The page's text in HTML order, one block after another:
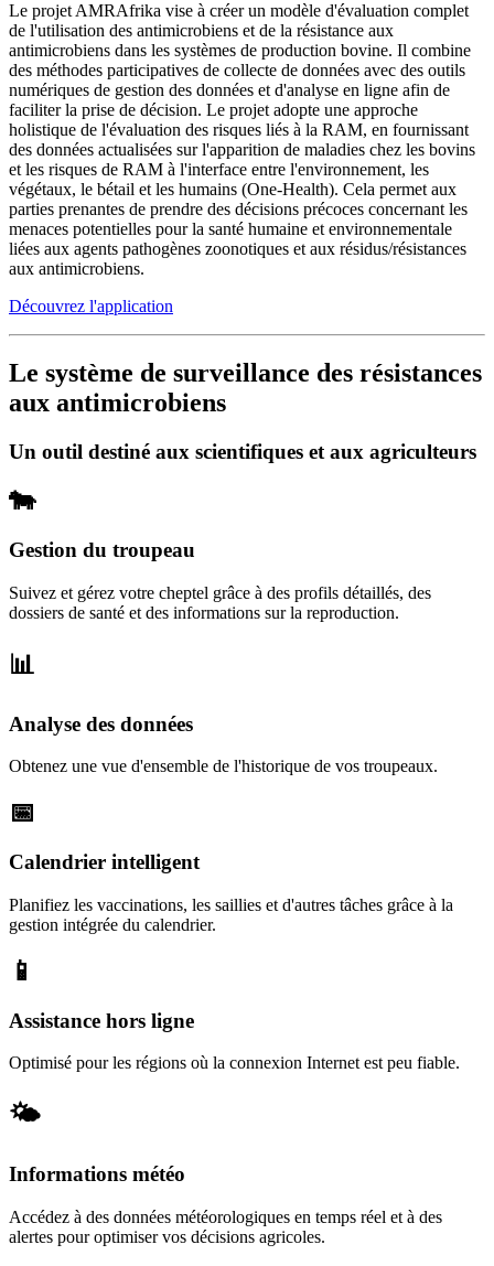
Le projet AMRAfrika vise à créer un modèle d'évaluation complet
de l'utilisation des antimicrobiens et de la résistance aux
antimicrobiens dans les systèmes de production bovine. Il combine
des méthodes participatives de collecte de données avec des outils
numériques de gestion des données et d'analyse en ligne afin de
faciliter la prise de décision. Le projet adopte une approche
holistique de l'évaluation des risques liés à la RAM, en fournissant
des données actualisées sur l'apparition de maladies chez les bovins
et les risques de RAM à l'interface entre l'environnement, les
végétaux, le bétail et les humains (One-Health). Cela permet aux
parties prenantes de prendre des décisions précoces concernant les
menaces potentielles pour la santé humaine et environnementale
liées aux agents pathogènes zoonotiques et aux résidus/résistances
aux antimicrobiens.
Découvrez l'application
Le système de surveillance des résistances
aux antimicrobiens
Un outil destiné aux scientifiques et aux agriculteurs
🐄
Gestion du troupeau
Suivez et gérez votre cheptel grâce à des profils détaillés, des
dossiers de santé et des informations sur la reproduction.
📊
Analyse des données
Obtenez une vue d'ensemble de l'historique de vos troupeaux.
📅
Calendrier intelligent
Planifiez les vaccinations, les saillies et d'autres tâches grâce à la
gestion intégrée du calendrier.
📱
Assistance hors ligne
Optimisé pour les régions où la connexion Internet est peu fiable.
🌤️
Informations météo
Accédez à des données météorologiques en temps réel et à des
alertes pour optimiser vos décisions agricoles.